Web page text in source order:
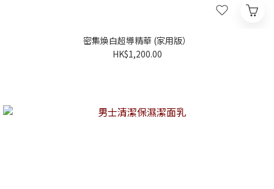
密集煥白超導精華 (家用版）
HK$1,200.00